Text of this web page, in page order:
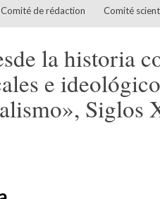
Comité de rédaction Comité
la historia
e
Siglos